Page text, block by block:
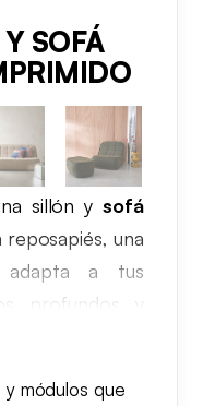
SOFÁ
sillón ysofá
una
a tus
profundos y
y módulos que